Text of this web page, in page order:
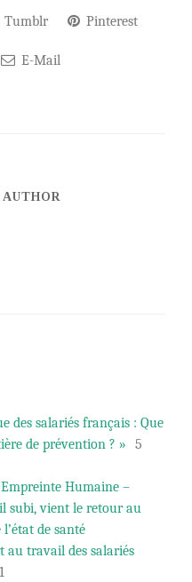
Tumblr Pinterest
E-Mail
des salariés français : Que
de prévention ? »
5
Humaine –
subi, vient le retour au
de santé
au travail des salariés